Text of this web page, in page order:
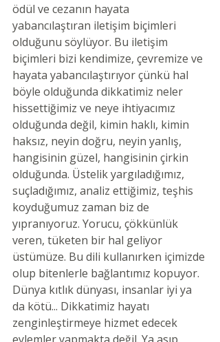
ödül ve cezanın hayata
yabancılaştıran iletişim biçimleri
olduğunu söylüyor. Bu iletişim
biçimleri bizi kendimize, çevremize ve
hayata yabancılaştırıyor çünkü hal
böyle olduğunda dikkatimiz neler
hissettiğimiz ve neye ihtiyacımız
olduğunda değil, kimin haklı, kimin
haksız, neyin doğru, neyin yanlış,
hangisinin güzel, hangisinin çirkin
olduğunda. Üstelik yargıladığımız,
suçladığımız, analiz ettiğimiz, teşhis
koyduğumuz zaman biz de
yıpranıyoruz. Yorucu, çökkünlük
veren, tüketen bir hal geliyor
üstümüze. Bu dili kullanırken içimizde
olup bitenlerle bağlantımız kopuyor.
Dünya kıtlık dünyası, insanlar iyi ya
da kötü... Dikkatimiz hayatı
zenginleştirmeye hizmet edecek
eylemler yapmakta değil. Ya asıp